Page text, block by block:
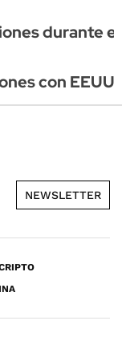
durante
con
NEWSLETTER